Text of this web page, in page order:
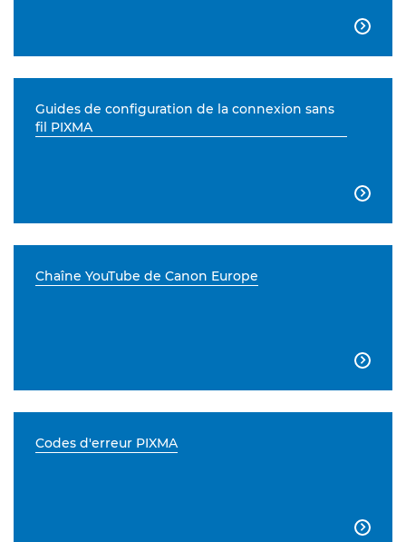

Guides de configuration de la connexion sans
fil PIXMA

Chaîne YouTube de Canon Europe

Codes d'erreur PIXMA
